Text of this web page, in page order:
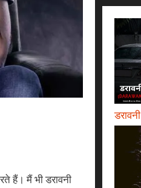
हैं। मैं भी डरावनी